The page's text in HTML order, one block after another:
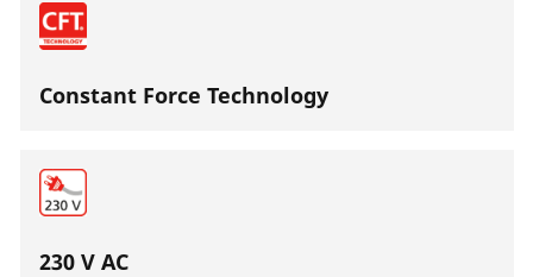
Constant Force Technology
230 V AC